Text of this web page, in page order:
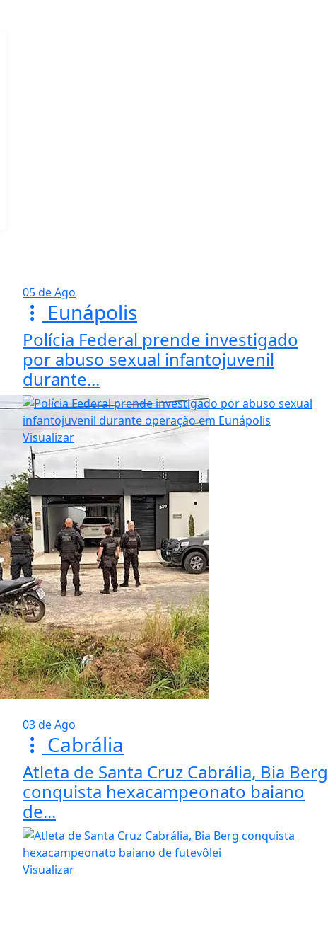
05 de Ago
Eunápolis
Polícia Federal prende investigado
por abuso sexual infantojuvenil
durante...
Visualizar
03 de Ago
Cabrália
Atleta de Santa Cruz Cabrália, Bia Berg
conquista hexacampeonato baiano
de...
Visualizar